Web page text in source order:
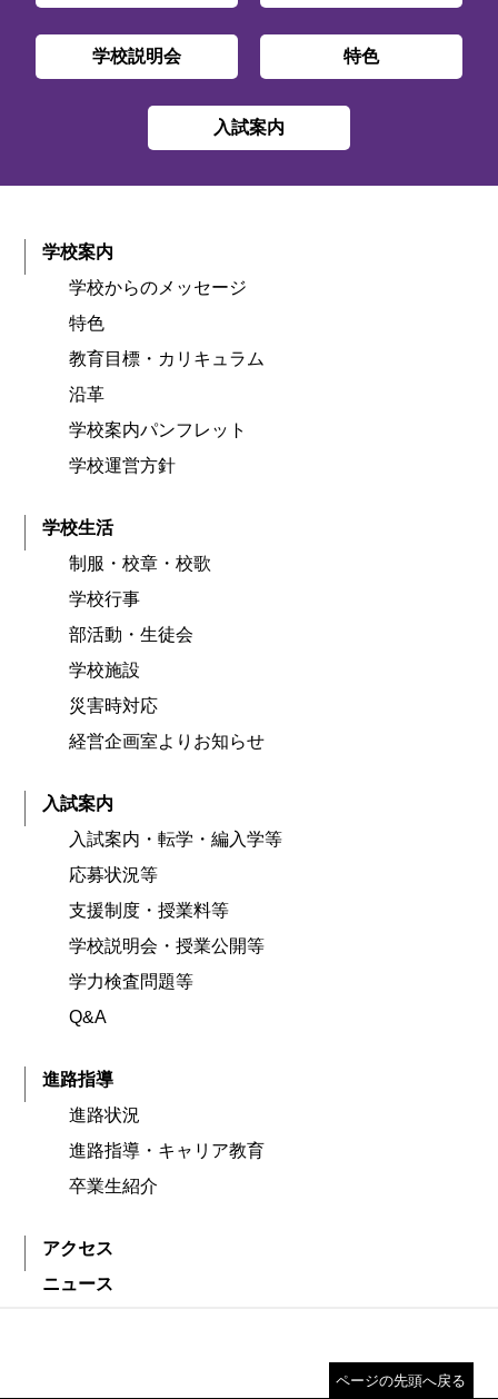
学校説明会 特色
入試案内
学校案内
学校からのメッセージ
特色
教育目標・カリキュラム
沿革
学校案内パンフレット
学校運営方針
学校生活
制服・校章・校歌
学校行事
部活動・生徒会
学校施設
災害時対応
経営企画室よりお知らせ
入試案内
入試案内・転学・編入学等
応募状況等
支援制度・授業料等
学校説明会・授業公開等
学力検査問題等
Q&A
進路指導
進路状況
進路指導・キャリア教育
卒業生紹介
アクセス
ニュース
ページの先頭へ戻る